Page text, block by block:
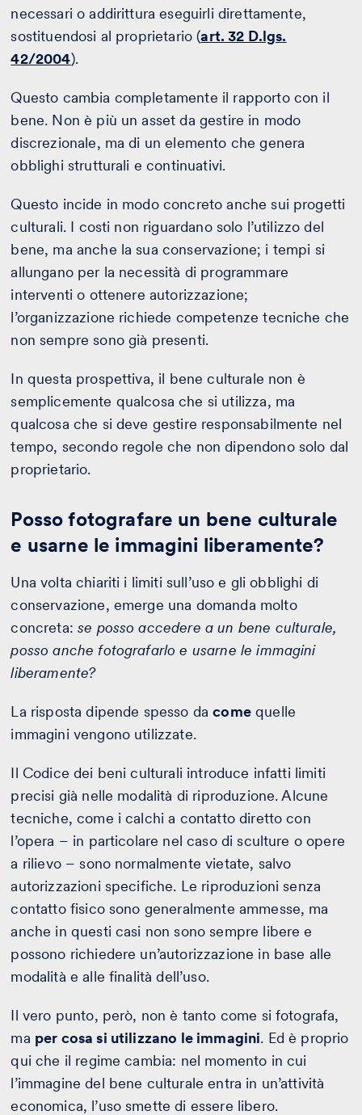
necessari o addirittura eseguirli direttamente,
sostituendosi al proprietario (art. 32 D.lgs.
42/2004).
Questo cambia completamente il rapporto con il
bene. Non è più un asset da gestire in modo
discrezionale, ma di un elemento che genera
obblighi strutturali e continuativi.
Questo incide in modo concreto anche sui progetti
culturali. I costi non riguardano solo l’utilizzo del
bene, ma anche la sua conservazione; i tempi si
allungano per la necessità di programmare
interventi o ottenere autorizzazione;
l’organizzazione richiede competenze tecniche che
non sempre sono già presenti.
In questa prospettiva, il bene culturale non è
semplicemente qualcosa che si utilizza, ma
qualcosa che si deve gestire responsabilmente nel
tempo, secondo regole che non dipendono solo dal
proprietario.
Posso fotografare un bene culturale
e usarne le immagini liberamente?
Una volta chiariti i limiti sull’uso e gli obblighi di
conservazione, emerge una domanda molto
concreta:se posso accedere a un bene culturale,
posso anche fotografarlo e usarne le immagini
liberamente?
La risposta dipende spesso dacomequelle
immagini vengono utilizzate.
Il Codice dei beni culturali introduce infatti limiti
precisi già nelle modalità di riproduzione. Alcune
tecniche, come i calchi a contatto diretto con
l’opera – in particolare nel caso di sculture o opere
a rilievo – sono normalmente vietate, salvo
autorizzazioni specifiche. Le riproduzioni senza
contatto fisico sono generalmente ammesse, ma
anche in questi casi non sono sempre libere e
possono richiedere un’autorizzazione in base alle
modalità e alle finalità dell’uso.
Il vero punto, però, non è tanto come si fotografa,
ma per cosa si utilizzano le immagini. Ed è proprio
qui che il regime cambia: nel momento in cui
l’immagine del bene culturale entra in un’attività
economica, l’uso smette di essere libero.